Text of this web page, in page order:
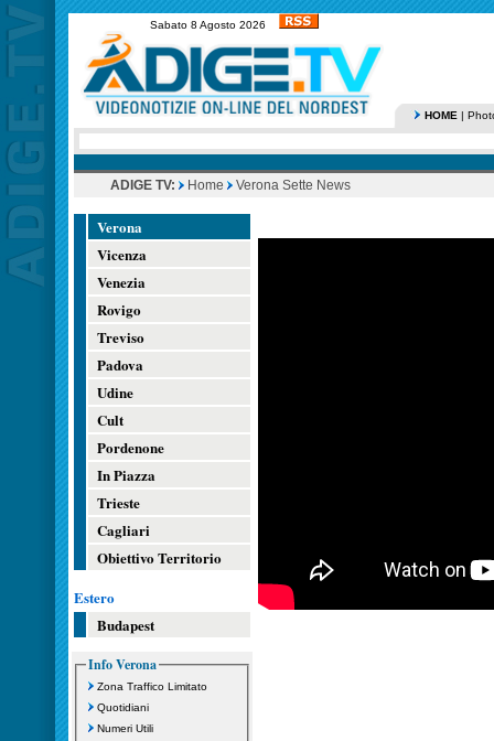
Sabato 8 Agosto 2026
HOME |
ADIGE TV: Home Verona Sette News
Verona
Vicenza
Venezia
Rovigo
Treviso
Padova
Udine
Cult
Pordenone
In Piazza
Trieste
Cagliari
Obiettivo Territorio
Estero
Budapest
Info Verona
Zona Traffico Limitato
Quotidiani
Numeri Utili